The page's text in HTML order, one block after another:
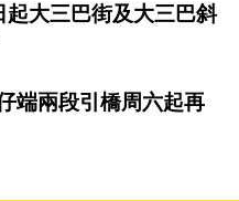
大三巴街及大三巴斜
端兩段引橋周六起再